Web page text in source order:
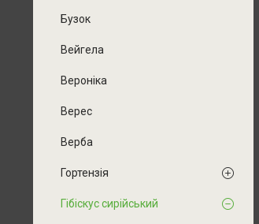
Бузок
Вейгела
Вероніка
Верес
Верба
Гортензія
Гібіскус сирійський